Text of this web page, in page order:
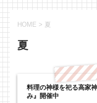
HOME > 夏
夏
料理の神様を祀る高家
み』開催中